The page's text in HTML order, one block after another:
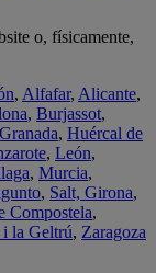
o, físicamente,
, Alfafar, Alicante,
, Burjassot,
Granada, Huércal de
, León,
, Murcia,
, Salt, Girona,
Compostela,
la Geltrú, Zaragoza